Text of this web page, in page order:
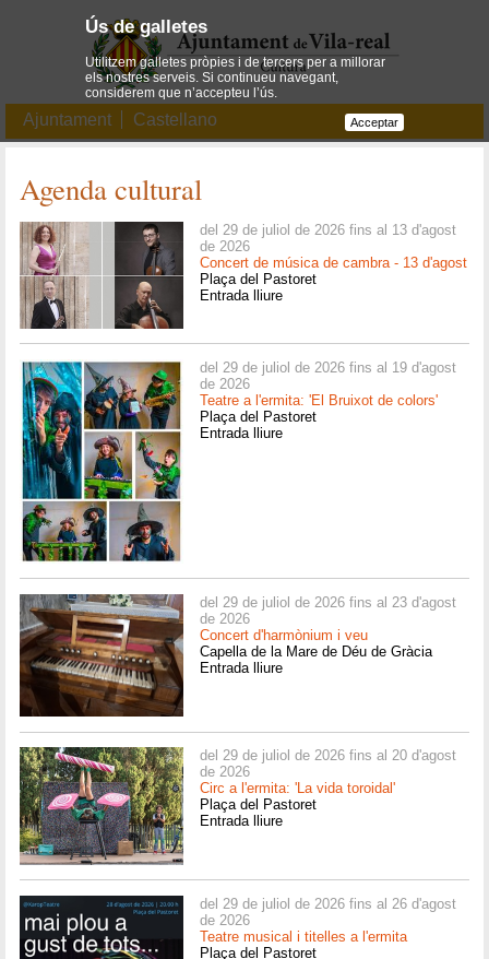
Ajuntament Castellano
Agenda cultural
del 29 de juliol de 2026 fins al 13 d'agost
de 2026
Concert de música de cambra - 13 d'agost
Plaça del Pastoret
Entrada lliure
del 29 de juliol de 2026 fins al 19 d'agost
de 2026
Teatre a l'ermita: 'El Bruixot de colors'
Plaça del Pastoret
Entrada lliure
del 29 de juliol de 2026 fins al 23 d'agost
de 2026
Concert d'harmònium i veu
Capella de la Mare de Déu de Gràcia
Entrada lliure
del 29 de juliol de 2026 fins al 20 d'agost
de 2026
Circ a l'ermita: 'La vida toroidal'
Plaça del Pastoret
Entrada lliure
del 29 de juliol de 2026 fins al 26 d'agost
de 2026
Teatre musical i titelles a l'ermita
Plaça del Pastoret
Ús de galletes
Utilitzem galletes pròpies i de tercers per a millorar
els nostres serveis. Si continueu navegant,
considerem que n’accepteu l’ús.
Acceptar